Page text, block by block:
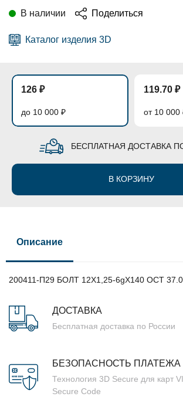
В наличии Поделиться
Каталог изделия 3D
126 ₽
до 10 000 ₽
119.70 ₽
от 10 000
БЕСПЛАТНАЯ ДОСТАВКА
В КОРЗИНУ
Описание
200411-П29 БОЛТ 12Х1,25-6gХ140 ОСТ
ДОСТАВКА
Бесплатная доставка по России
БЕЗОПАСНОСТЬ ПЛАТЕЖА
Технология 3D Secure для карт
Secure Code